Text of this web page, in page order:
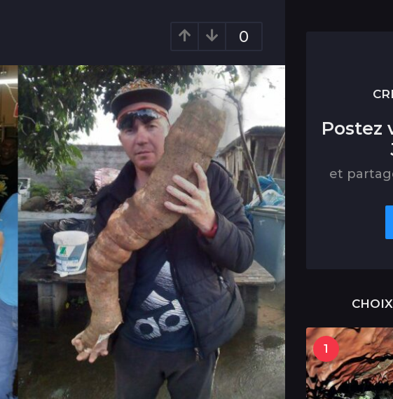
0
Postez
et
1